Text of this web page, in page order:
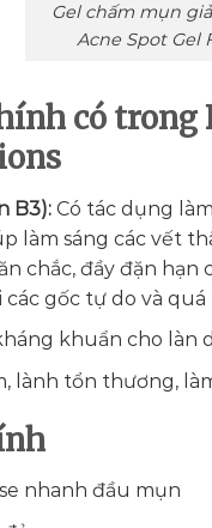
Gel chấm mụn
Acne Spot Gel
có trong
B3): Có tác dụng
làm sáng các vết
chắc, đầy đặn
các gốc tự do và
khuẩn cho làn
lành tổn thương,
nhanh đầu mụn